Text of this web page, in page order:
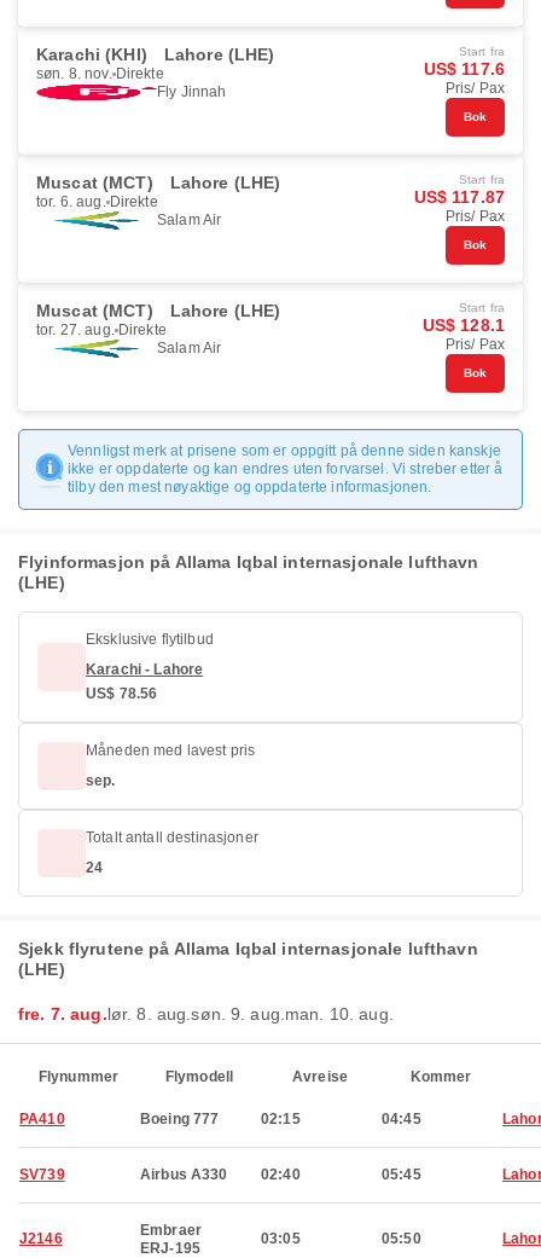
Karachi (KHI) Lahore (LHE)
søn. 8. nov. Direkte
Fly Jinnah
Start fra
US$ 117.6
Pris/ Pax
Bok
Muscat (MCT) Lahore (LHE)
tor. 6. aug. Direkte
Salam Air
Start fra
US$ 117.87
Pris/ Pax
Bok
Muscat (MCT) Lahore (LHE)
tor. 27. aug. Direkte
Salam Air
Start fra
US$ 128.1
Pris/ Pax
Bok
Vennligst merk at prisene som er oppgitt på denne siden kanskje
ikke er oppdaterte og kan endres uten forvarsel. Vi streber etter å
tilby den mest nøyaktige og oppdaterte informasjonen.
Flyinformasjon på Allama Iqbal internasjonale lufthavn
(LHE)
Eksklusive flytilbud
Karachi - Lahore
US$ 78.56
Måneden med lavest pris
sep.
Totalt antall destinasjoner
24
Sjekk flyrutene på Allama Iqbal internasjonale lufthavn
(LHE)
fre. 7. aug.lør. 8. aug.søn. 9. aug. man. 10. aug.
Flynummer Flymodell Avreise Kommer
PA410 Boeing 777 02:15 04:45
SV739 Airbus A330 02:40 05:45
J2146
Embraer
ERJ-195
03:05 05:50